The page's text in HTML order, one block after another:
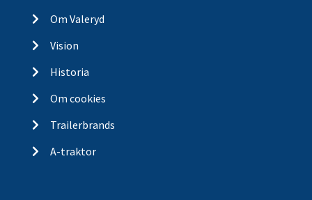
Om Valeryd
Vision
Historia
Om cookies
Trailerbrands
A-traktor